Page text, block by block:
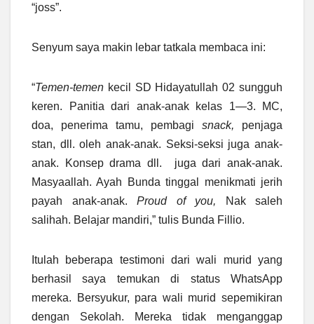
“joss”.
Senyum saya makin lebar tatkala membaca ini:
“Temen-temen kecil SD Hidayatullah 02 sungguh
keren. Panitia dari anak-anak kelas 1—3. MC,
doa, penerima tamu, pembagi snack, penjaga
stan, dll. oleh anak-anak. Seksi-seksi juga anak-
anak. Konsep drama dll. juga dari anak-anak.
Masyaallah. Ayah Bunda tinggal menikmati jerih
payah anak-anak. Proud of you,
Nak saleh
salihah. Belajar mandiri,” tulis Bunda Fillio.
Itulah beberapa testimoni dari wali murid yang
berhasil saya temukan di status WhatsApp
mereka. Bersyukur, para wali murid sepemikiran
dengan Sekolah. Mereka tidak menganggap